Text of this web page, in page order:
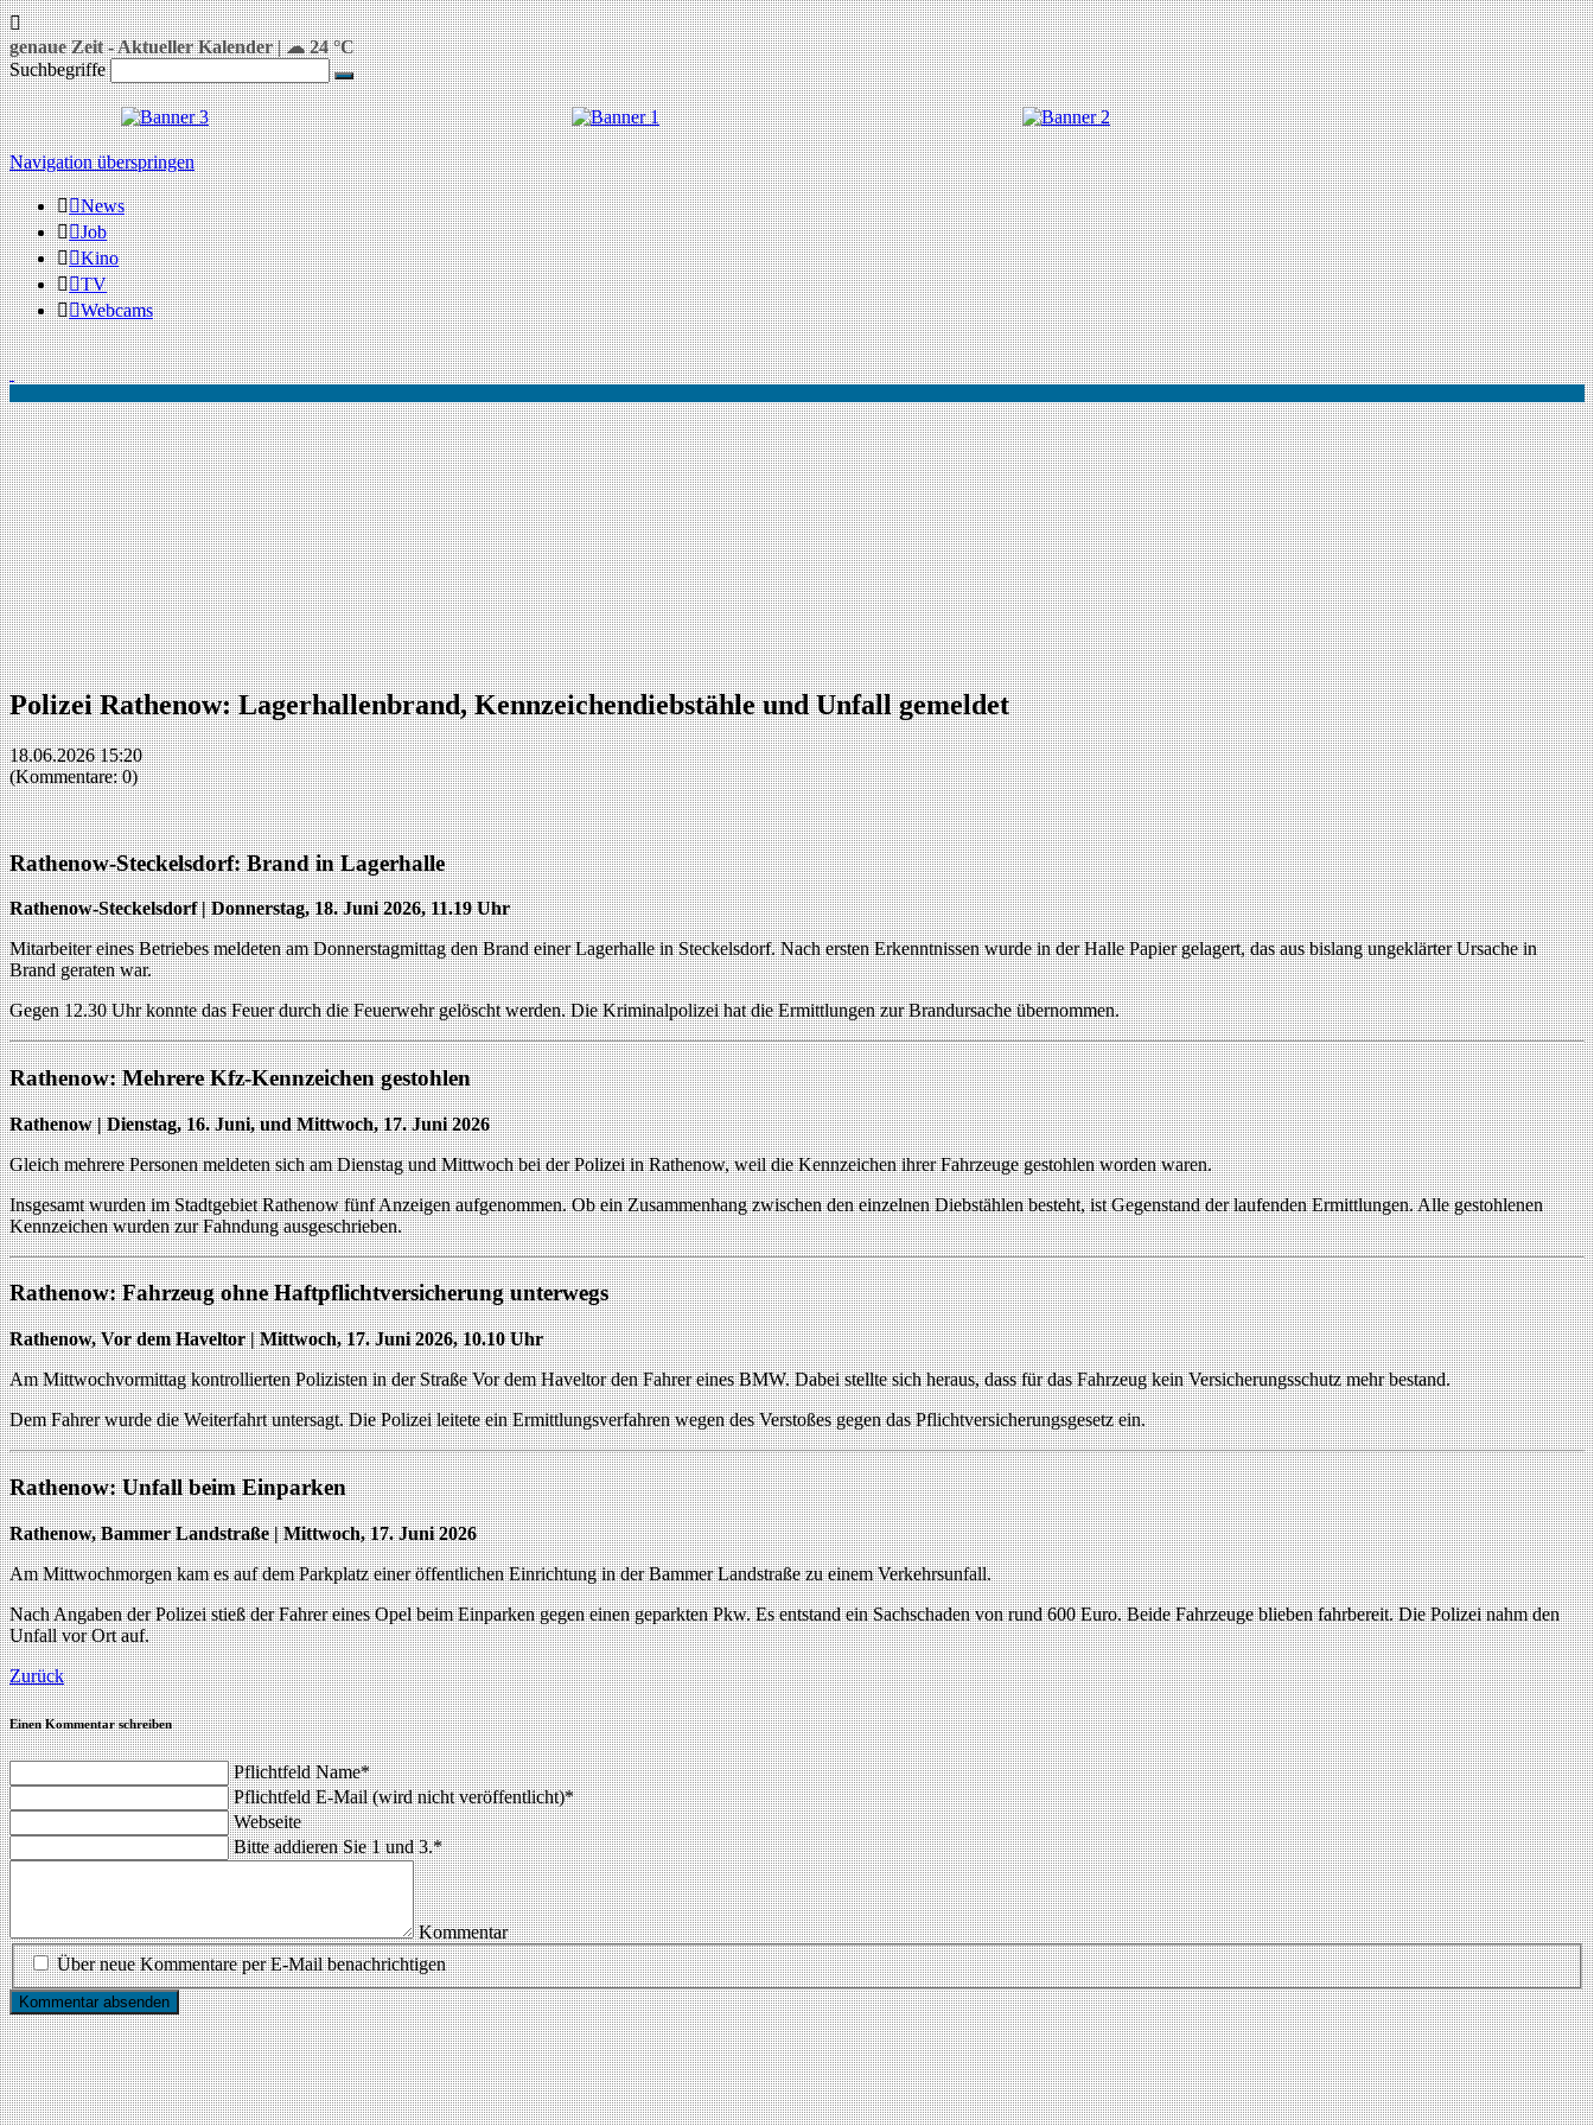
genaue Zeit-Aktueller Kalender |☁ 24 °C
Suchbegriffe
Navigation überspringen
News
Job
Kino
TV
Webcams
Polizei Rathenow: Lagerhallenbrand, Kennzeichendiebstähle und Unfall gemeldet
18.06.2026 15:20
(Kommentare: 0)
Rathenow-Steckelsdorf: Brand in Lagerhalle
Rathenow-Steckelsdorf | Donnerstag, 18. Juni 2026, 11.19 Uhr
Mitarbeiter eines Betriebes meldeten am Donnerstagmittag den Brand einer Lagerhalle in Steckelsdorf. Nach ersten Erkenntnissen wurde in der Halle Papier gelagert, das aus bislang ungeklärter Ursache in
Brand geraten war.
Gegen 12.30 Uhr konnte das Feuer durch die Feuerwehr gelöscht werden. Die Kriminalpolizei hat die Ermittlungen zur Brandursache übernommen.
Rathenow: Mehrere Kfz-Kennzeichen gestohlen
Rathenow | Dienstag, 16. Juni, und Mittwoch, 17. Juni 2026
Gleich mehrere Personen meldeten sich am Dienstag und Mittwoch bei der Polizei in Rathenow, weil die Kennzeichen ihrer Fahrzeuge gestohlen worden waren.
Insgesamt wurden im Stadtgebiet Rathenow fünf Anzeigen aufgenommen. Ob ein Zusammenhang zwischen den einzelnen Diebstählen besteht, ist Gegenstand der laufenden Ermittlungen. Alle gestohlenen
Kennzeichen wurden zur Fahndung ausgeschrieben.
Rathenow: Fahrzeug ohne Haftpflichtversicherung unterwegs
Rathenow, Vor dem Haveltor | Mittwoch, 17. Juni 2026, 10.10 Uhr
Am Mittwochvormittag kontrollierten Polizisten in der Straße Vor dem Haveltor den Fahrer eines BMW. Dabei stellte sich heraus, dass für das Fahrzeug kein Versicherungsschutz mehr bestand.
Dem Fahrer wurde die Weiterfahrt untersagt. Die Polizei leitete ein Ermittlungsverfahren wegen des Verstoßes gegen das Pflichtversicherungsgesetz ein.
Rathenow: Unfall beim Einparken
Rathenow, Bammer Landstraße | Mittwoch, 17. Juni 2026
Am Mittwochmorgen kam es auf dem Parkplatz einer öffentlichen Einrichtung in der Bammer Landstraße zu einem Verkehrsunfall.
Nach Angaben der Polizei stieß der Fahrer eines Opel beim Einparken gegen einen geparkten Pkw. Es entstand ein Sachschaden von rund 600 Euro. Beide Fahrzeuge blieben fahrbereit. Die Polizei nahm den
Unfall vor Ort auf.
Zurück
Einen Kommentar schreiben
PflichtfeldName*
PflichtfeldE-Mail (wird nicht veröffentlicht)*
Webseite
Bitte addieren Sie 1 und 3.*
Kommentar
Über neue Kommentare per E-Mail benachrichtigen